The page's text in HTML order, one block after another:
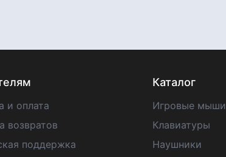
и оплата
возвратов
поддержка
Каталог
Игровые мыши
Клавиатуры
Наушники